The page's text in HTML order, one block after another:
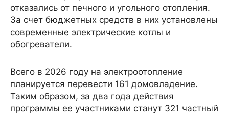
отказались от печного и угольного отопления.
За счет бюджетных средств в них установлены
современные электрические котлы и
обогреватели.
Всего в 2026 году на электроотопление
планируется перевести 161 домовладение.
Таким образом, за два года действия
программы ее участниками станут 321 частный